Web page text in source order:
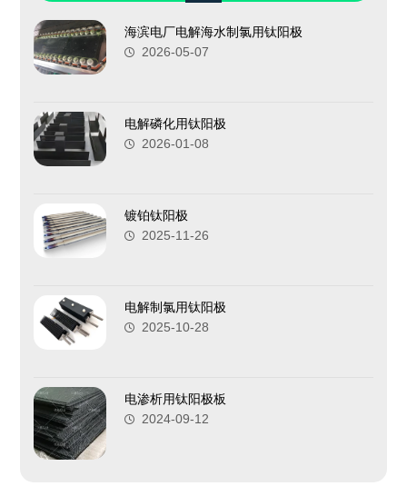
海滨电厂电解海水制氯用钛阳极
2026-05-07
电解磷化用钛阳极
2026-01-08
镀铂钛阳极
2025-11-26
电解制氯用钛阳极
2025-10-28
电渗析用钛阳极板
2024-09-12